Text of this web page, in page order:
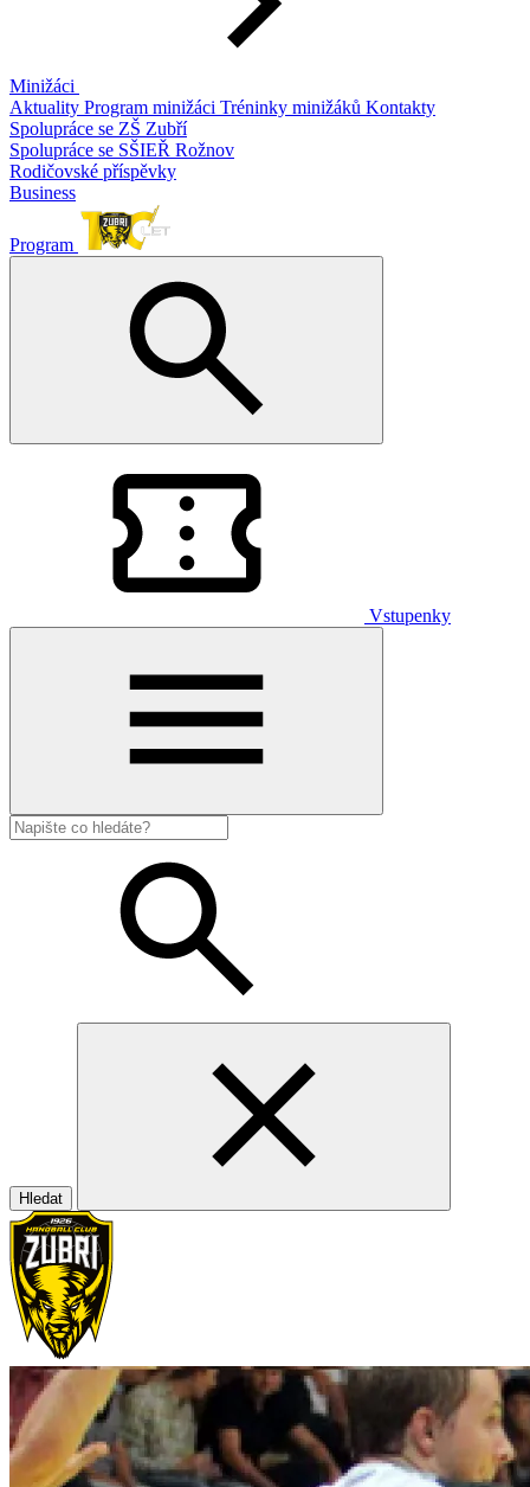
Minižáci
Aktuality Program minižáci Tréninky minižáků Kontakty
Spolupráce se ZŠ Zubří
Spolupráce se SŠIEŘ Rožnov
Rodičovské příspěvky
Business
Program
Vstupenky
Hledat